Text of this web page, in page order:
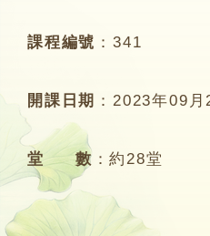
課程編號 ：341
開課日期 ：2023年09月
堂 數 ：約28堂